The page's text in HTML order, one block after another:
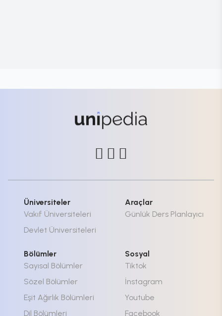
Üniversiteler
Vakıf Üniversiteleri
Devlet Üniversiteleri
Araçlar
Günlük Ders Planlayıcı
Bölümler
Sayısal Bölümler
Sözel Bölümler
Eşit Ağırlık Bölümleri
Dil Bölümleri
Sosyal
Tiktok
İnstagram
Youtube
Facebook